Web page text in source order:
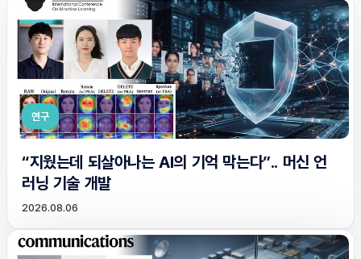
연구
“지웠는데 되살아나는 AI의 기억 막는다”.. 머신 언
러닝 기술 개발
2026.08.06